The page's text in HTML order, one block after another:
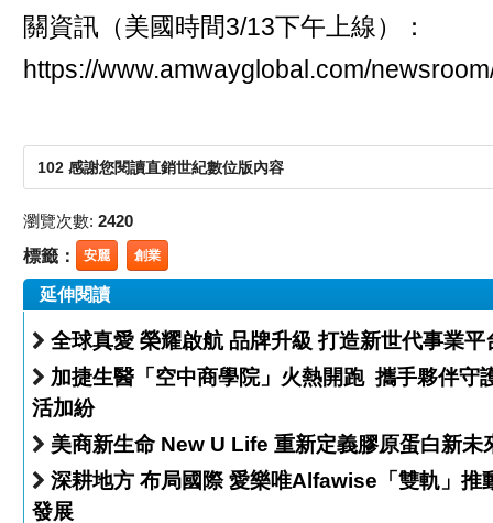
關資訊（美國時間3/13下午上線）：
https://www.amwayglobal.com/
102 感謝您閱讀直銷世紀數位版內容
瀏覽次數: 2420
標籤： 安麗 創業
延伸閱讀
全球真愛 榮耀啟航 品牌升級 打造新世代事業
加捷生醫「空中商學院」火熱開跑 攜手夥伴守護健康生
活加紛
美商新生命 New U Life 重新定義膠原蛋白新
深耕地方 布局國際 愛樂唯Alfawise「雙軌」推動市場
發展